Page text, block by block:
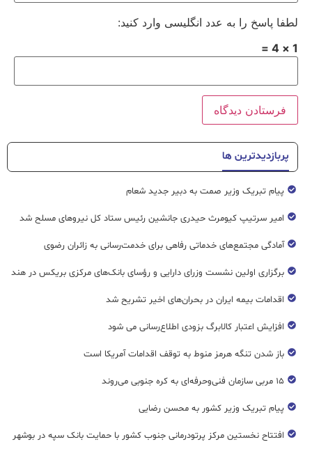
لطفا پاسخ را به عدد انگلیسی وارد کنید:
1 × 4 =
پربازدیدترین ها
پیام تبریک وزیر صمت به دبیر جدید شعام
امیر سرتیپ کیومرث حیدری جانشین رئیس ستاد کل نیروهای مسلح شد
آمادگی مجتمع‌های خدماتی رفاهی برای خدمت‌رسانی به زائران رضوی
برگزاری اولین نشست وزرای دارایی و رؤسای بانک‌های مرکزی بریکس در هند
اقدامات بیمه ایران در بحران‌های اخیر تشریح شد
افزایش اعتبار کالابرگ بزودی اطلاع‌رسانی می شود
باز شدن تنگه هرمز منوط به توقف اقدامات آمریکا است
۱۵ مربی سازمان فنی‌وحرفه‌ای به کره جنوبی می‌روند
پیام تبریک وزیر کشور به محسن رضایی
افتتاح نخستین مرکز پرتودرمانی جنوب کشور با حمایت بانک سپه در بوشهر